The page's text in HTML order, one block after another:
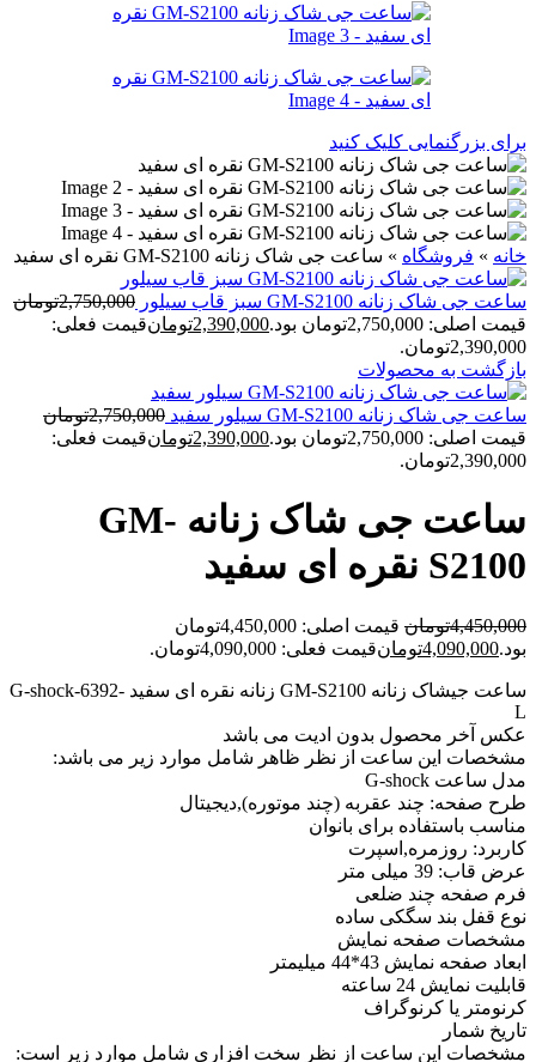
برای بزرگنمایی کلیک کنید
خانه » فروشگاه » ساعت جی شاک زنانه GM-S2100 نقره ای سفید
ساعت جی شاک زنانه GM-S2100 سبز قاب سیلور 2,750,000تومان
قیمت اصلی: 2,750,000تومان بود.
2,390,000تومانقیمت فعلی:
2,390,000تومان.
بازگشت به محصولات
ساعت جی شاک زنانه GM-S2100 سیلور سفید 2,750,000تومان
قیمت اصلی: 2,750,000تومان بود.
2,390,000تومانقیمت فعلی:
2,390,000تومان.
ساعت جی شاک زنانه GM-
S2100 نقره ای سفید
4,450,000تومان
قیمت اصلی: 4,450,000تومان
بود.4,090,000تومانقیمت فعلی: 4,090,000تومان.
ساعت جیشاک زنانه GM-S2100 زنانه نقره ای سفید G-shock-6392-
L
عکس آخر محصول بدون ادیت می باشد
مشخصات این ساعت از نظر ظاهر شامل موارد زیر می باشد:
مدل ساعت G-shock
طرح صفحه: چند عقربه (چند موتوره),دیجیتال
مناسب باستفاده برای بانوان
کاربرد: روزمره,اسپرت
عرض قاب: 39 میلی متر
فرم صفحه چند ضلعی
نوع قفل بند سگکی ساده
مشخصات صفحه نمايش
ابعاد صفحه نمایش 43*44 میلیمتر
قابلیت نمایش 24 ساعته
کرنومتر یا کرنوگراف
تاریخ شمار
مشخصات این ساعت از نظر سخت افزاری شامل موارد زیر است: